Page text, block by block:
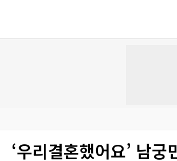
‘우리결혼했어요’ 남